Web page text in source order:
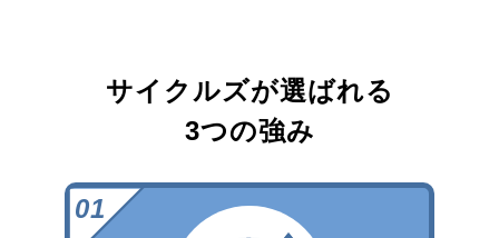
サイクルズが選ばれる
3つの強み